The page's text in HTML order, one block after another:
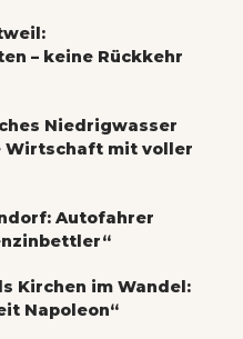
– keine Rückkehr
Niedrigwasser
Wirtschaft mit voller
Autofahrer
Kirchen im Wandel:
Napoleon“